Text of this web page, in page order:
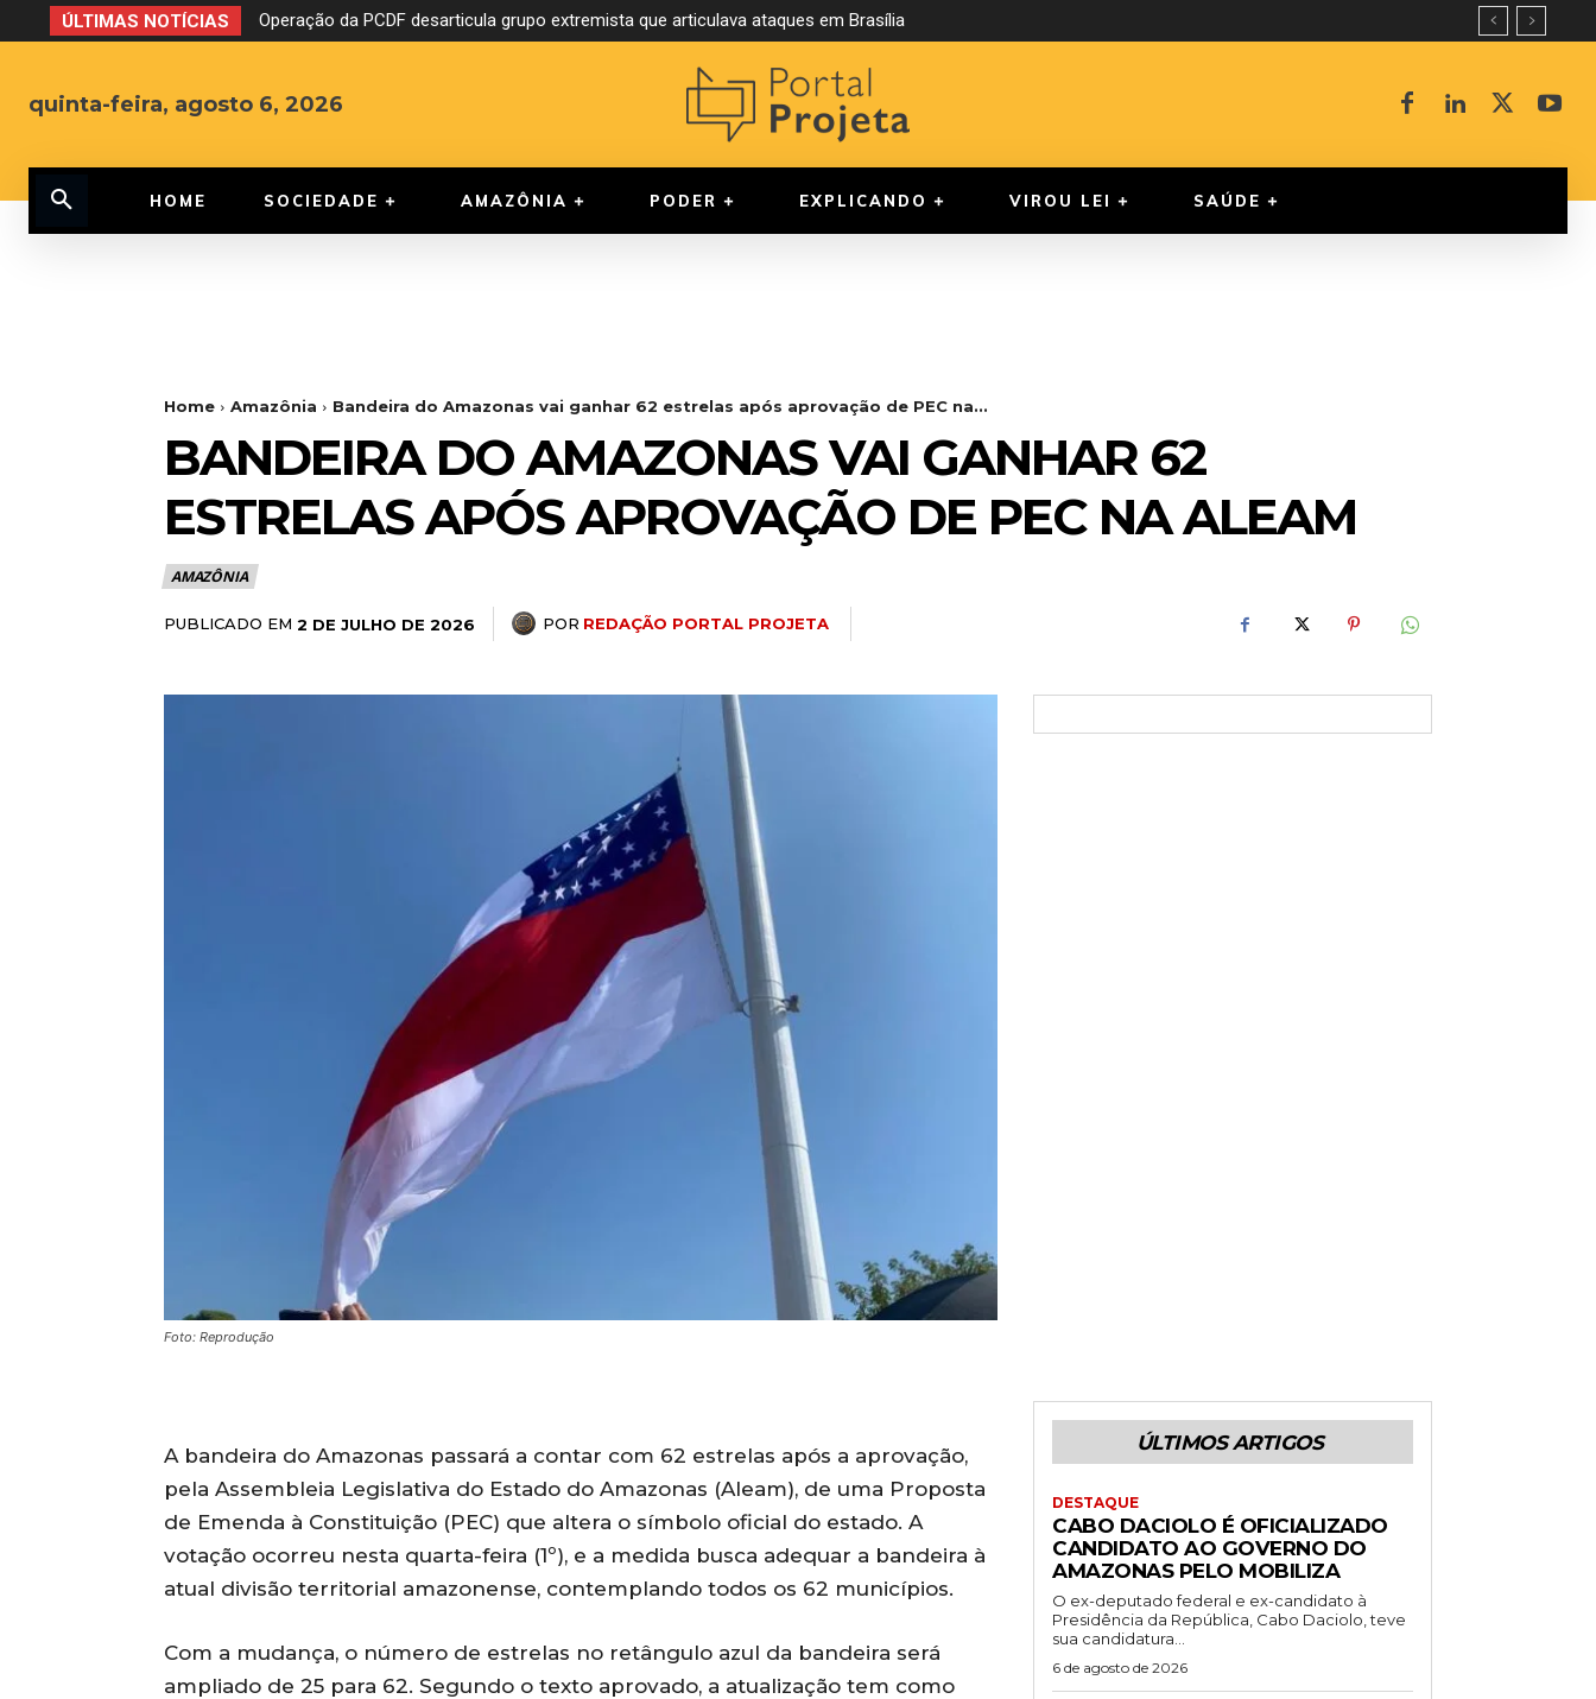
ÚLTIMAS NOTÍCIAS Operação da PCDF desarticula grupo extremista que articulava ataques em Brasília
quinta-feira, agosto 6, 2026
HOME SOCIEDADE AMAZÔNIA PODER EXPLICANDO VIROU LEI SAÚDE
Home Amazônia Bandeira do Amazonas vai ganhar 62 estrelas após aprovação de PEC na...
BANDEIRA DO AMAZONAS VAI GANHAR 62
ESTRELAS APÓS APROVAÇÃO DE PEC NA ALEAM
AMAZÔNIA
PUBLICADO EM 2 DE JULHO DE 2026 POR REDAÇÃO PORTAL PROJETA
Foto: Reprodução
A bandeira do Amazonas passará a contar com 62 estrelas após a aprovação,
pela Assembleia Legislativa do Estado do Amazonas (Aleam), de uma Proposta
de Emenda à Constituição (PEC) que altera o símbolo oficial do estado. A
votação ocorreu nesta quarta-feira (1º), e a medida busca adequar a bandeira à
atual divisão territorial amazonense, contemplando todos os 62 municípios.
Com a mudança, o número de estrelas no retângulo azul da bandeira será
ampliado de 25 para 62. Segundo o texto aprovado, a atualização tem como
ÚLTIMOS ARTIGOS
DESTAQUE
CABO DACIOLO É OFICIALIZADO
CANDIDATO AO GOVERNO DO
AMAZONAS PELO MOBILIZA
O ex-deputado federal e ex-candidato à
Presidência da República, Cabo Daciolo, teve
sua candidatura...
6 de agosto de 2026